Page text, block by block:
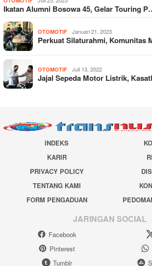
Ikatan Alumni Bosowa 45, Gelar Touring
OTOMOTIF Januari 21, 2023
Perkuat Silaturahmi, Komunitas
OTOMOTIF Juli 13, 2022
Jajal Sepeda Motor Listrik,
INDEKS
KARIR
PRIVACY POLICY
TENTANG KAMI
FORM PENGADUAN
JARINGAN SOCIAL
Facebook
Pinterest
Tumblr